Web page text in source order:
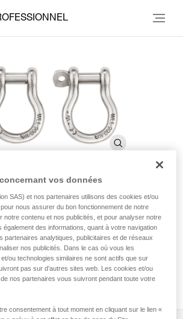
de connecter une sellette (pack de 2)
de connecter une sellette. La connexion
ouvrable des harnais assure une
des équipements.
vos données
SAS) et nos partenaires utilisons des cookies et/ou
nous assurer du bon fonctionnement de notre
notre contenu et nos publicités, et pour analyser notre
également des informations, quant à votre navigation
partenaires analytiques, publicitaires et de réseaux
nos publicités. Dans le cas où vous les
ou technologies similaires ne sont actifs que sur
pas sur d’autres sites web. Les cookies et/ou
nos partenaires vous suivront pendant toute votre
consentement à tout moment en cliquant sur le lien «